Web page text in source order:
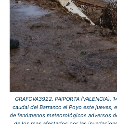
GRAFCVA3922. PAIPORTA
caudal del Barranco el Poyo este jueves,
de fenómenos meteorológicos adversos